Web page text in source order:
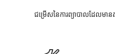
ជម្រើសនៃការព្យាបាលដែលមា